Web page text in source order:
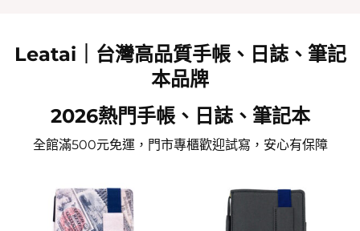
點擊這裡
點擊這裡
點擊這裡
點擊這裡
輸入優惠代碼再享9折
點擊這裡
點擊這裡
點擊這裡
點擊這裡
輸入優惠代碼再享9折
點擊這裡
點擊這裡
點擊這裡
點擊這裡
點擊這裡
點擊這裡
輸入優惠代碼再享9折
點擊這裡
點擊這裡
點擊這裡
點擊這裡
輸入優惠代碼再享9折
點擊這裡
點擊這裡
點擊這裡
點擊這裡
點擊這裡
點擊這裡
輸入優惠代碼再享9折
點擊這裡
點擊這裡
點擊這裡
點擊這裡
輸入優惠代碼再享9折
點擊這裡
點擊這裡
Leatai｜台灣高品質手帳、日誌、筆記
本品牌
2026熱門手帳、日誌、筆記本
全館滿500元免運，門市專櫃歡迎試寫，安心有保障